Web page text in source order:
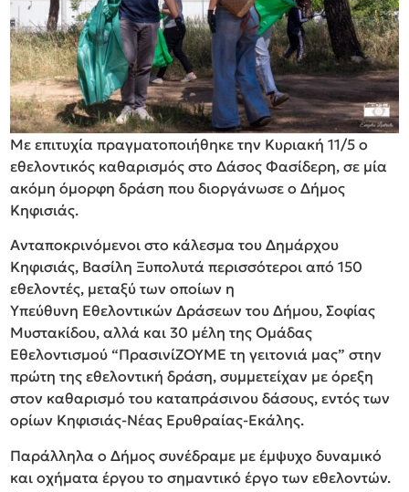
Με επιτυχία πραγματοποιήθηκε την Κυριακή 11/5 ο
εθελοντικός καθαρισμός στο Δάσος Φασίδερη, σε μία
ακόμη όμορφη δράση που διοργάνωσε ο Δήμος
Κηφισιάς.
Ανταποκρινόμενοι στο κάλεσμα του Δημάρχου
Κηφισιάς, Βασίλη Ξυπολυτά περισσότεροι από 150
εθελοντές, μεταξύ των οποίων η
Υπεύθυνη Εθελοντικών Δράσεων του Δήμου, Σοφίας
Μυστακίδου, αλλά και 30 μέλη της Ομάδας
Εθελοντισμού “ΠρασινίΖΟΥΜΕ τη γειτονιά μας” στην
πρώτη της εθελοντική δράση, συμμετείχαν με όρεξη
στον καθαρισμό του καταπράσινου δάσους, εντός των
ορίων Κηφισιάς-Νέας Ερυθραίας-Εκάλης.
Παράλληλα ο Δήμος συνέδραμε με έμψυχο δυναμικό
και οχήματα έργου το σημαντικό έργο των εθελοντών.